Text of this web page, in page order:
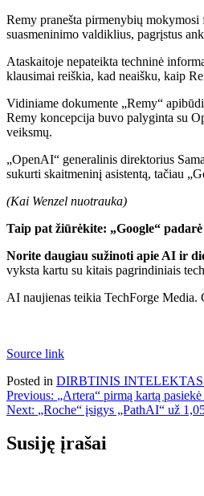
Remy pranešta pirmenybių
suasmeninimo valdiklius, pagrįstus
Ataskaitoje nepateikta techninė
klausimai reiškia, kad neaišku, kaip
Vidiniame dokumente „Remy“
Remy koncepcija buvo palyginta su
veiksmų.
„OpenAI“ generalinis direktorius
sukurti skaitmeninį asistentą, tačiau
(Kai Wenzel nuotrauka)
Taip pat žiūrėkite: „Google“
Norite daugiau sužinoti apie AI ir
vyksta kartu su kitais pagrindiniais
AI naujienas teikia TechForge Media.
Source link
Posted in DIRBTINIS
Navigacija
tarp
įrašų
Previous: „Artera“ pirmą kartą
Next: „Roche“ įsigys „PathAI“ už
Susiję įrašai